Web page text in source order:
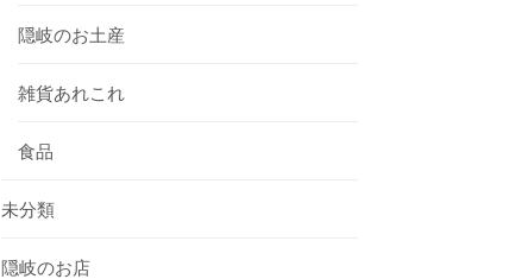
隠岐のお土産
雑貨あれこれ
食品
未分類
隠岐のお店